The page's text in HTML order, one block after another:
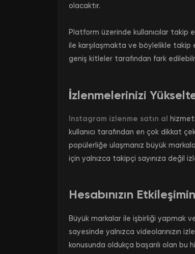
olacaktır.
Platform üzerinde kullanıcılar takip
ile karşılaşmakta ve böylelikle takip
geniş kitleler tarafından fark
İzlenmelerinizi
Instagram izlenme satın al
kullanıcı tarafından en çok dikkat
popülerliğe ulaşmanız büyük
için yalnızca takipçi sayınıza değil
Hesabınızın
Büyük markalar ile işbirliği yapmak
sayesinde yalnızca videolarınızın
konusunda oldukça başarılı olan